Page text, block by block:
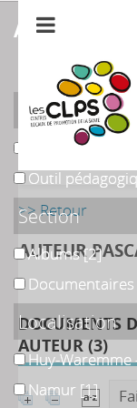
>> Retour
AUTEUR
DOCUMENTS
AUTEUR (3)
affiner ou
Support
OuvrageOuvrage
OutilOutil
Section
Albums
Albums[2]
Documentaires
Documentaires
Localisation
Huy-Waremme –
Huy-
Namur
Namur [1]